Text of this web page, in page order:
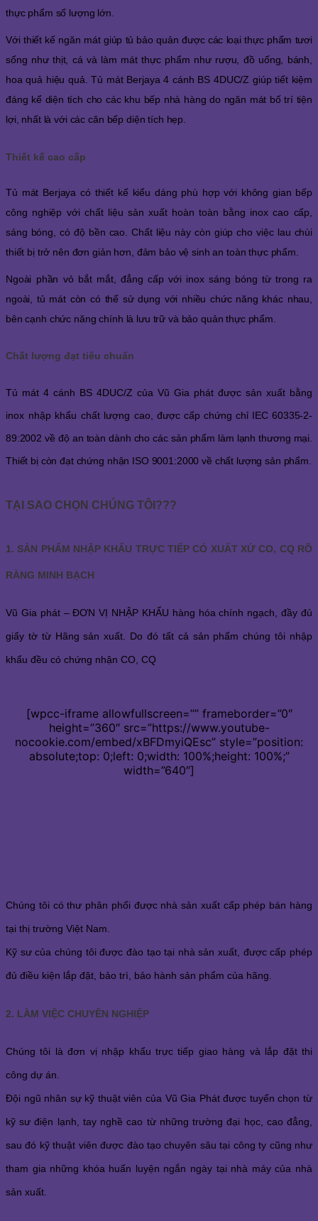
thực phẩm số lượng lớn.
Với thiết kế ngăn mát giúp tủ bảo quản được các loại thực phẩm tươi
sống như thịt, cá và làm mát thực phẩm như rượu, đồ uống, bánh,
hoa quả hiệu quả.Tủ mát Berjaya 4 cánh BS 4DUC/Z giúp tiết kiệm
đáng kể diện tích cho các khu bếp nhà hàng do ngăn mát bố trí tiện
lợi, nhất là với các căn bếp diện tích hẹp.
Thiết kế cao cấp
Tủ mát Berjaya có thiết kế kiểu dáng phù hợp với không gian bếp
công nghiệp với chất liệu sản xuất hoàn toàn bằng inox cao cấp,
sáng bóng, có độ bền cao. Chất liệu này còn giúp cho việc lau chùi
thiết bị trở nên đơn giản hơn, đảm bảo vệ sinh an toàn thực phẩm.
Ngoài phần vỏ bắt mắt, đẳng cấp với inox sáng bóng từ trong ra
ngoài, tủ mát còn có thể sử dụng với nhiều chức năng khác nhau,
bên cạnh chức năng chính là lưu trữ và bảo quản thực phẩm.
Chất lượng đạt tiêu chuẩn
Tủ mát 4 cánh BS 4DUC/Z của Vũ Gia phát được sản xuất bằng
inox nhập khẩu chất lượng cao,
được cấp chứng chỉ IEC 60335-2-
89:2002 về độ an toàn dành cho các sản phẩm làm lạnh thương mại.
Thiết bị còn đạt chứng nhận ISO 9001:2000 về chất lượng sản phẩm.
TẠI SAO CHỌN CHÚNG TÔI???
1. SẢN PHẨM NHẬP KHẨU TRỰC TIẾP CÓ XUẤT XỨ CO, CQ RÕ
RÀNG MINH BẠCH
Vũ Gia phát – ĐƠN VỊ NHẬP KHẨU hàng hóa chính ngạch, đầy đủ
giấy tờ từ Hãng sản xuất. Do đó tất cả sản phẩm chúng tôi nhập
khẩu đều có chứng nhận CO, CQ
[wpcc-iframe allowfullscreen=”” frameborder=”0″
height=”360″ src=”https://www.youtube-
nocookie.com/embed/xBFDmyiQEsc” style=”position:
absolute;top: 0;left: 0;width: 100%;height: 100%;”
width=”640″]
Chúng tôi có thư phân phối được nhà sản xuất cấp phép bán hàng
tại thị trường Việt Nam.
Kỹ sư của chúng tôi được đào tạo tại nhà sản xuất, được cấp phép
đủ điều kiện lắp đặt, bảo trì, bảo hành sản phẩm của hãng.
2. LÀM VIỆC CHUYÊN NGHIỆP
Chúng tôi là đơn vị nhập khẩu trực tiếp giao hàng và lắp đặt thi
công dự án.
Đội ngũ nhân sự kỹ thuật viên của Vũ Gia Phát được tuyển chọn từ
kỹ sư điện lạnh, tay nghề cao từ những trường đại học, cao đẳng,
sau đó kỹ thuật viên được đào tạo chuyên sâu tại công ty cũng như
tham gia những khóa huấn luyện ngắn ngày tại nhà máy của nhà
sản xuất.